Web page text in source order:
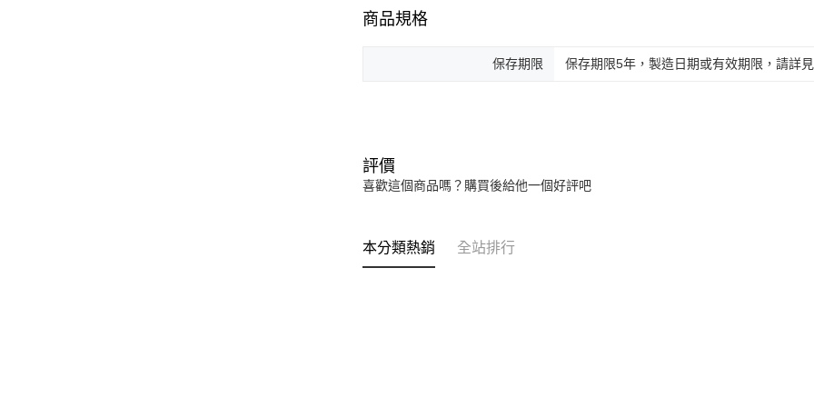
商品規格
保存期限 保存期限5年，製造日期或有效期限，請詳
評價
喜歡這個商品嗎？購買後給他一個好評吧
本分類熱銷 全站排行